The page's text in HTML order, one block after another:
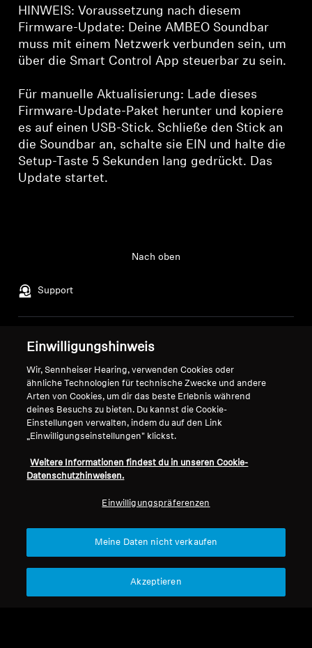
HINWEIS: Voraussetzung nach diesem
Firmware-Update: Deine AMBEO Soundbar
muss mit einem Netzwerk verbunden sein, um
über die Smart Control App steuerbar zu sein.
Für manuelle Aktualisierung: Lade dieses
Firmware-Update-Paket herunter und kopiere
es auf einen USB-Stick. Schließe den Stick an
die Soundbar an, schalte sie EIN und halte die
Setup-Taste 5 Sekunden lang gedrückt. Das
Update startet.
Support
Nach oben
Impressum
Vertrag widerrufen
Globale Datenschutzrichtlinie
Allgemeine
Geschäftsbedingungen für
Koordinierte Richtlinie zur
Offenlegung von Schwachstellen
Karriere bei Sonova
Pressekontakte
Sennheiser Consumer
Impressum Cookie-Einstellungen
© 2026 Sonova Consumer Hearing GmbH
Einwilligungshinweis
Wir, Sennheiser Hearing, verwenden Cookies oder
ähnliche Technologien für technische Zwecke und andere
Arten von Cookies, um dir das beste Erlebnis während
deines Besuchs zu bieten. Du kannst die Cookie-
Einstellungen verwalten, indem du auf den Link
„Einwilligungseinstellungen" klickst.
Weitere Informationen findest du in unseren Cookie-
Datenschutzhinweisen.
Einwilligungspräferenzen
Meine Daten nicht verkaufen
Akzeptieren